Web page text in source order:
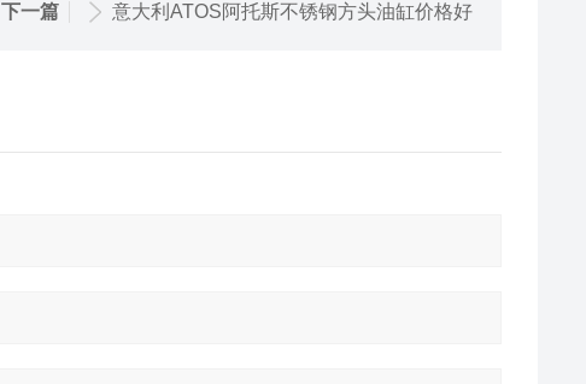
下一篇 意大利ATOS阿托斯不锈钢方头油缸价格好